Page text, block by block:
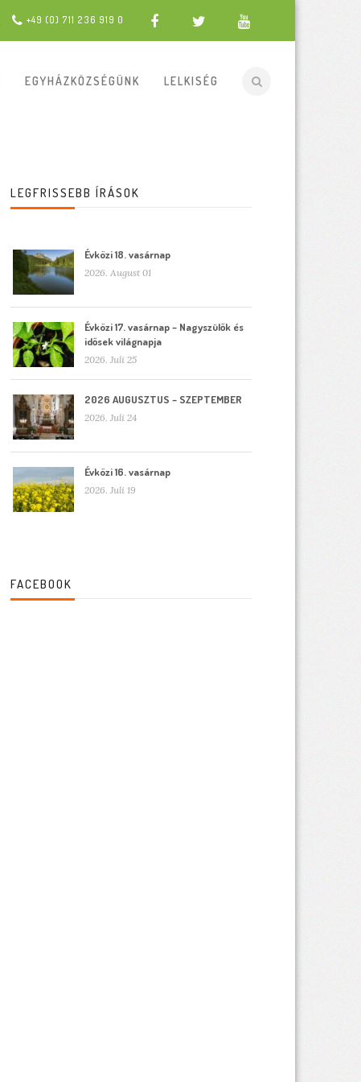
+49 (0) 711 236 919 0
EGYHÁZKÖZSÉGÜNK LELKISÉG
LEGFRISSEBB ÍRÁSOK
Évközi 18. vasárnap
2026. August 01
Évközi 17. vasárnap – Nagyszülők és
idősek világnapja
2026. Juli 25
2026 AUGUSZTUS – SZEPTEMBER
2026. Juli 24
Évközi 16. vasárnap
2026. Juli 19
FACEBOOK